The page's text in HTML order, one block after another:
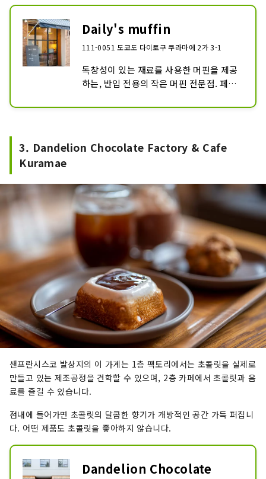
Daily's muffin
111-0051 도쿄도 다이토구 쿠라마에 2가 3-1
독창성이 있는 재료를 사용한 머핀을 제공
하는, 반입 전용의 작은 머핀 전문점. 페이
3. Dandelion Chocolate Factory & Cafe
Kuramae
샌프란시스코 발상지의 이 가게는 1층 팩토리에서는 초콜릿을 실제로
만들고 있는 제조공정을 견학할 수 있으며, 2층 카페에서 초콜릿과 음
료를 즐길 수 있습니다.
점내에 들어가면 초콜릿의 달콤한 향기가 개방적인 공간 가득 퍼집니
다. 어떤 제품도 초콜릿을 좋아하지 않습니다.
Dandelion Chocolate